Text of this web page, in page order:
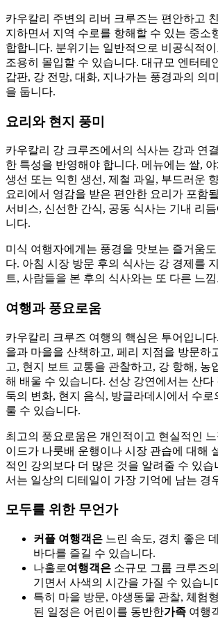
카우칼리 주변의 리버 크루즈는 편안하고
지하면서 지역 수로를 항해할 수 있는 중소
합합니다. 분위기는 일반적으로 비공식적
조용히 몰입할 수 있습니다. 대규모 엔터테
갑판, 강 전망, 대화, 지나가는 풍경과의 의
을 둡니다.
요리와 현지 풍미
카우칼리 강 크루즈에서의 식사는 강과 연
한 특성을 반영해야 합니다. 메뉴에는 쌀,
생선 또는 익힌 생선, 제철 과일, 부드러운
요리에서 영감을 받은 편안한 요리가 포함
서비스, 신선한 간식, 공동 식사는 기내 리
니다.
미식 여행자에게는 풍경을 맛보는 즐거움도
다. 아침 시장 방문 후의 식사는 강 경제를
트, 사람들을 본 후의 식사와는 또 다른 느
여행과 풍요로움
카우칼리 크루즈 여행의 핵심은 투어입니
을과 마을을 산책하고, 페리 지점을 방문하
고, 현지 보트 교통을 관찰하고, 강 항해, 농
해 배울 수 있습니다. 선상 강연에서는 산다
둑의 변화, 현지 음식, 방글라데시에서 수로
룰 수 있습니다.
최고의 풍요로움은 개인적이고 현실적인
이드가 나룻배 운행이나 시장 관습에 대해
적인 강의보다 더 많은 것을 알려줄 수 있습
서는 일상의 디테일이 가장 기억에 남는 경
모두를 위한 무언가
커플 여행객은 느린 속도, 경치 좋은
바다를 즐길 수 있습니다.
나홀로여행객은 소규모 그룹 크루즈
기면서 사색의 시간을 가질 수 있습니
특히 마을 방문, 야생동물 관찰, 체험
된 일정은 어린이를 동반한가족 여행